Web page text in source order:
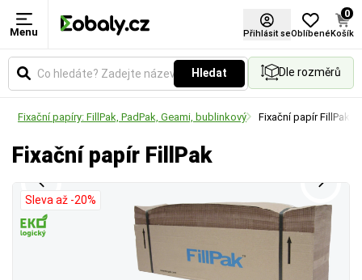
Menu Přihlásit seOblíbené
0
Košík
Hledat Dle rozměrů
Fixační papíry: FillPak, PadPak, Geami, bublinkový Fixační papír FillPak
Fixační papír FillPak
Sleva až -20%
Materiál
Zvolte typ materiálu podle požadované pevnosti,